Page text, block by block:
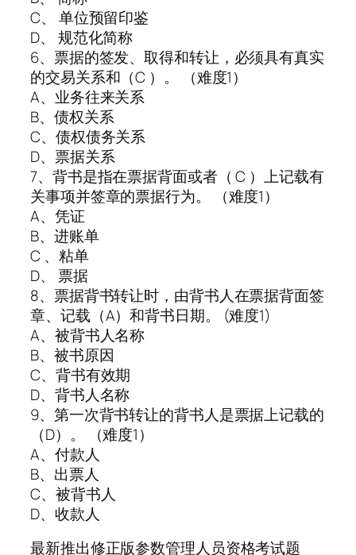
C、 单位预留印鉴
D、 规范化简称
6、票据的签发、取得和转让，必须具有真实
的交易关系和（C ）。 （难度1）
A、业务往来关系
B、债权关系
C、债权债务关系
D、票据关系
7、背书是指在票据背面或者（ C ）上记载有
关事项并签章的票据行为。 （难度1）
A、凭证
B、进账单
C 、粘单
D、 票据
8、票据背书转让时，由背书人在票据背面签
章、记载（A）和背书日期。 (难度1)
A、被背书人名称
B、被书原因
C、背书有效期
D、背书人名称
9、第一次背书转让的背书人是票据上记载的
（D）。 （难度1）
A、付款人
B、出票人
C、被背书人
D、收款人
最新推出修正版参数管理人员资格考试题